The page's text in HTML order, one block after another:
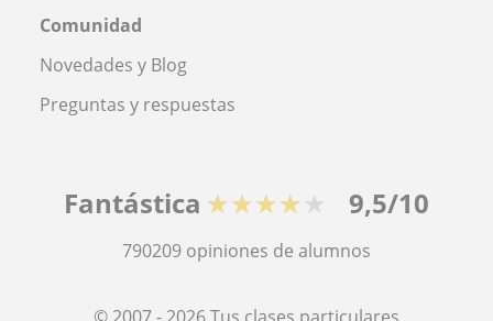
Comunidad
Novedades y Blog
Preguntas y respuestas
Fantástica ★★★★★ 9,5/10
790209 opiniones de alumnos